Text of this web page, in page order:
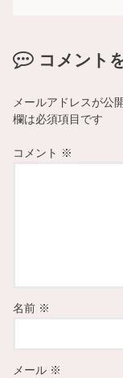
コメント
メールアドレスが公
欄は必須項目です
コメント ※
名前 ※
メール ※